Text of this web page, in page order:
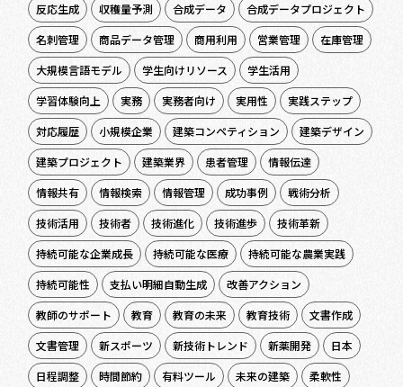
反応生成
収穫量予測 合成データ
合成データプロジェクト
名刺管理
商品データ管理 商用利用 営業管理
在庫管理
大規模言語モデル
学生向けリソース
学生活用
学習体験向上
実務 実務者向け 実用性
実践ステップ
対応履歴
小規模企業 建築コンペティション
建築デザイン
建築プロジェクト
建築業界 患者管理
情報伝達
情報共有
情報検索 情報管理 成功事例
戦術分析
技術活用
技術者 技術進化 技術進歩
技術革新
持続可能な企業成長
持続可能な医療
持続可能な農業実践
持続可能性
支払い明細自動生成
改善アクション
教師のサポート
教育 教育の未来 教育技術
文書作成
文書管理
新スポーツ 新技術トレンド 新薬開発
日本
日程調整
時間節約 有料ツール 未来の建築 柔軟性